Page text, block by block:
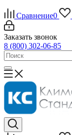
Сравнение0
Заказать звонок
8 (800) 302-06-85